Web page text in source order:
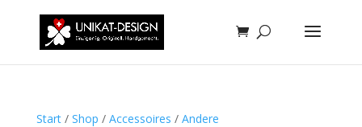
Start/ Shop / Accessoires / Andere